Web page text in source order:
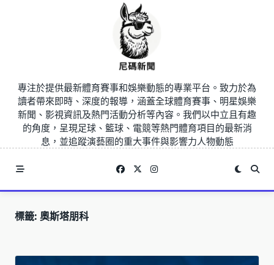
專注於提供最新體育賽事和娛樂動態的專業平台。致力於為
讀者帶來即時、深度的報導，涵蓋全球體育賽事、明星娛樂
新聞、影視資訊及熱門活動分析等內容。我們以中立且有趣
的角度，呈現足球、籃球、電競等熱門體育項目的最新消
息，並追蹤演藝圈的重大事件與影響力人物動態
標籤: 奧斯塔朋科